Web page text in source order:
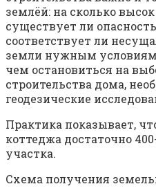
землёй: на сколько
существует ли
соответствует ли
земли нужным
чем остановиться на
строительства дома,
геодезические
Практика показывает,
коттеджа достаточно
участка.
Схема получения